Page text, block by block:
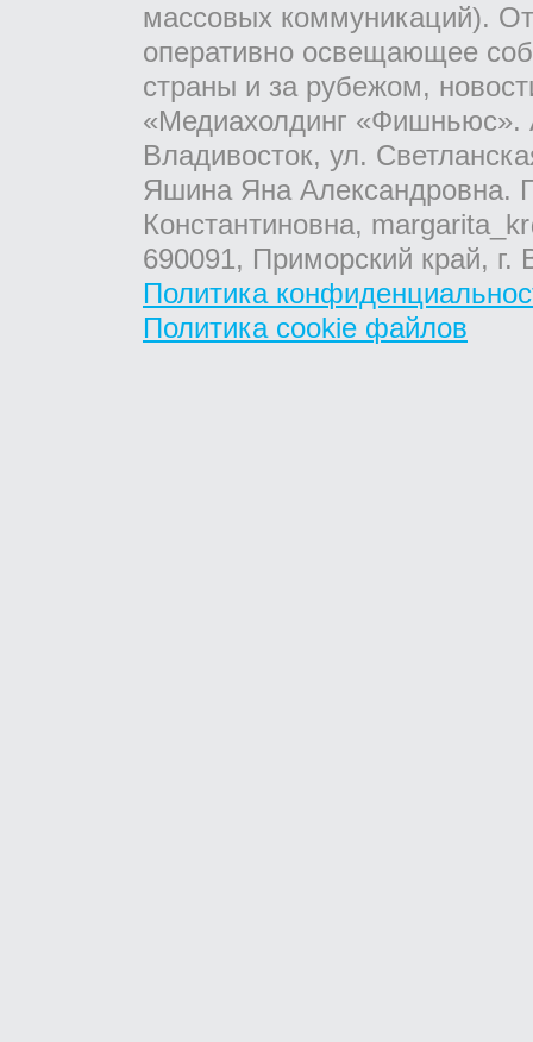
массовых коммуникаций).
оперативно освещающее
страны и за рубежом,
«Медиахолдинг «Фишньюс».
Владивосток, ул.
Яшина Яна Александровна.
Константиновна,
690091, Приморский край,
Политика
Политика cookie файлов